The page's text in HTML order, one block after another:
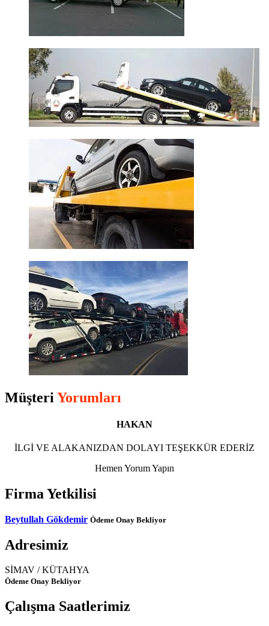
MüşteriYorumları
HAKAN
İLGİ VE ALAKANIZDAN DOLAYI TEŞEKKÜR EDERİZ
Hemen Yorum Yapın
Firma Yetkilisi
Beytullah Gökdemir Ödeme Onay Bekliyor
Adresimiz
SİMAV / KÜTAHYA
Ödeme Onay Bekliyor
Çalışma Saatlerimiz